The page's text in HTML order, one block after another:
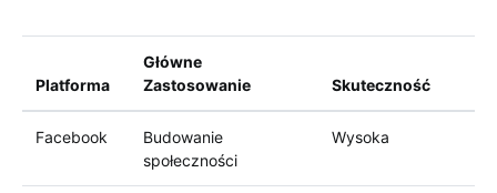
Platforma
Główne
Zastosowanie
Skuteczność
Facebook
Budowanie
społeczności
Wysoka